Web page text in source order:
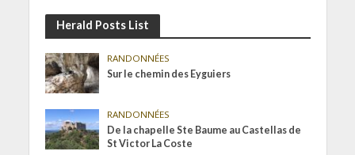
Herald Posts List
RANDONNÉES
Sur le chemin des Eyguiers
RANDONNÉES
De la chapelle Ste Baume au Castellas de
St Victor La Coste